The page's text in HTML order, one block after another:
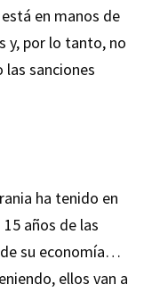
en manos de
y, por lo tanto, no
las sanciones
ha tenido en
años de las
su economía…
ellos van a